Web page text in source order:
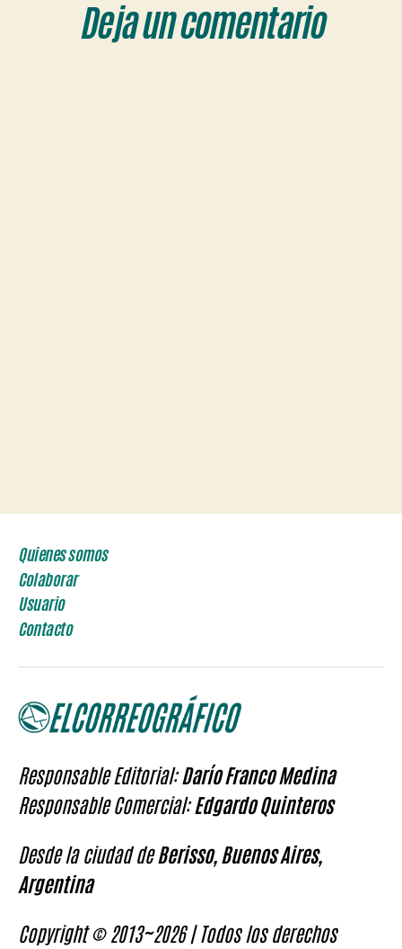
Deja un comentario
Quienes somos
Colaborar
Usuario
Contacto
Responsable Editorial:Darío Franco Medina
Responsable Comercial:Edgardo Quinteros
Desde la ciudad deBerisso, Buenos Aires,
Argentina
Copyright © 2013~2026 | Todos los derechos